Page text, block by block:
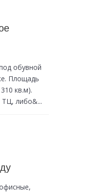
обувной
Площадь
кв.м).
либо&...